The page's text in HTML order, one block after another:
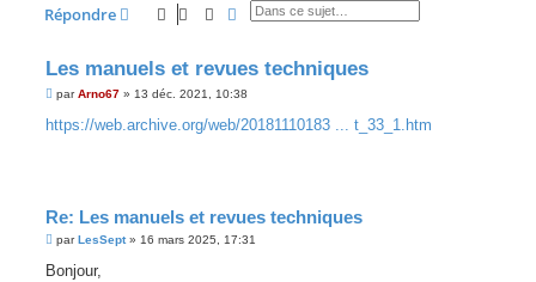
Répondre Rechercher
Recherche avancée
Les manuels et revues techniques
M
s
parArno67 » 13 déc. 2021, 10:38
https://web.archive.org/web/20181110183 ... t_33_1.htm
Re: Les manuels et revues techniques
M
s
parLesSept» 16 mars 2025, 17:31
Bonjour,